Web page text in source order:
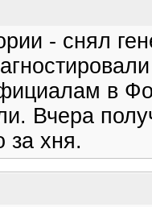
- снял
в
Вчера
хня.